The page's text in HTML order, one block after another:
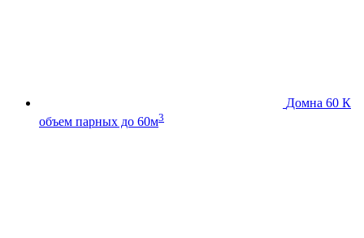
Домна 60 К
объем парных до 60м3